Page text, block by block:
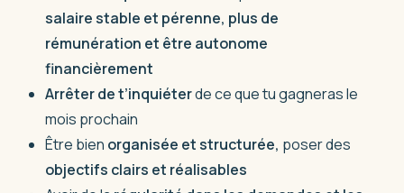
salaire stable et pérenne, plus de
rémunération et être autonome
financièrement
Arrêter de t’inquiéterde ce que tu gagneras le
mois prochain
Être bien organisée et structurée, poser des
objectifs clairs et réalisables